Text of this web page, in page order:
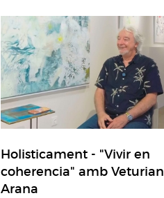
Holisticament - "Vivir en
coherencia" amb Veturian
Arana